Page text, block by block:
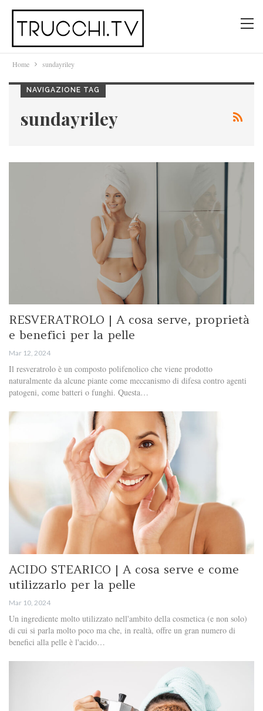
Home sundayriley
NAVIGAZIONE TAG
sundayriley
RESVERATROLO | A cosa serve, proprietà
e benefici per la pelle
Mar 12, 2024
Il resveratrolo è un composto polifenolico che viene prodotto
naturalmente da alcune piante come meccanismo di difesa contro agenti
patogeni, come batteri o funghi. Questa…
ACIDO STEARICO | A cosa serve e come
utilizzarlo per la pelle
Mar 10, 2024
Un ingrediente molto utilizzato nell'ambito della cosmetica (e non solo)
di cui si parla molto poco ma che, in realtà, offre un gran numero di
benefici alla pelle è l'acido…